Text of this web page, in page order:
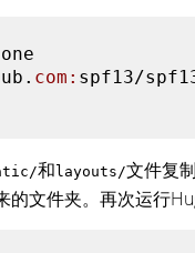
. com: spf13/
和layouts/文件复
的文件夹。再次运行